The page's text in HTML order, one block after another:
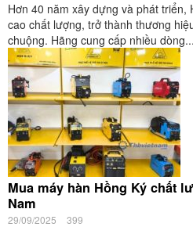
Hơn 40 năm xây dựng và phát triển,
cao chất lượng, trở thành thương
chuộng. Hãng cung cấp nhiều dòng...
Mua máy hàn Hồng Ký chất
Nam
29/09/2025 399